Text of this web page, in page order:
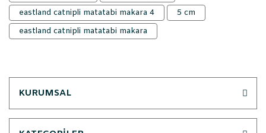
eastland catnipli matatabi makara 4
5 cm
eastland catnipli matatabi makara
KURUMSAL